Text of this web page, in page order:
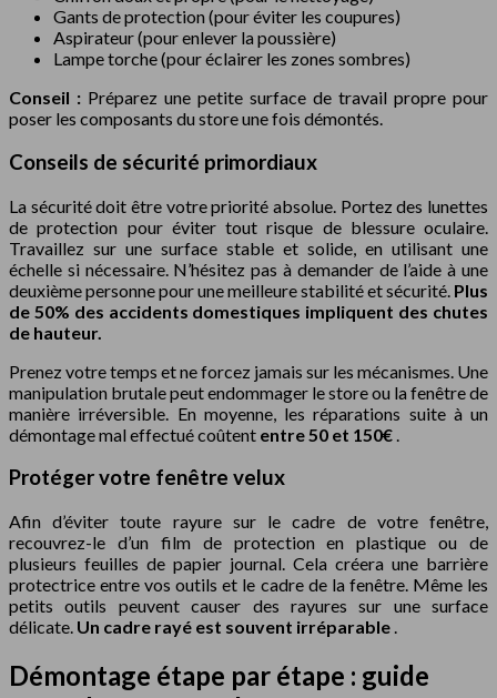
Gants de protection (pour éviter les coupures)
Aspirateur (pour enlever la poussière)
Lampe torche (pour éclairer les zones sombres)
Conseil : Préparez une petite surface de travail propre pour
poser les composants du store une fois démontés.
Conseils de sécurité primordiaux
La sécurité doit être votre priorité absolue. Portez des lunettes
de protection pour éviter tout risque de blessure oculaire.
Travaillez sur une surface stable et solide, en utilisant une
échelle si nécessaire. N’hésitez pas à demander de l’aide à une
deuxième personne pour une meilleure stabilité et sécurité. Plus
de 50% des accidents domestiques impliquent des chutes
de hauteur.
Prenez votre temps et ne forcez jamais sur les mécanismes. Une
manipulation brutale peut endommager le store ou la fenêtre de
manière irréversible. En moyenne, les réparations suite à un
démontage mal effectué coûtent entre 50 et 150€
Protéger votre fenêtre velux
Afin d’éviter toute rayure sur le cadre de votre fenêtre,
recouvrez-le d’un film de protection en plastique ou de
plusieurs feuilles de papier journal. Cela créera une barrière
protectrice entre vos outils et le cadre de la fenêtre. Même les
petits outils peuvent causer des rayures sur une surface
délicate. Un cadre rayé est souvent irréparable .
Démontage étape par étape : guide